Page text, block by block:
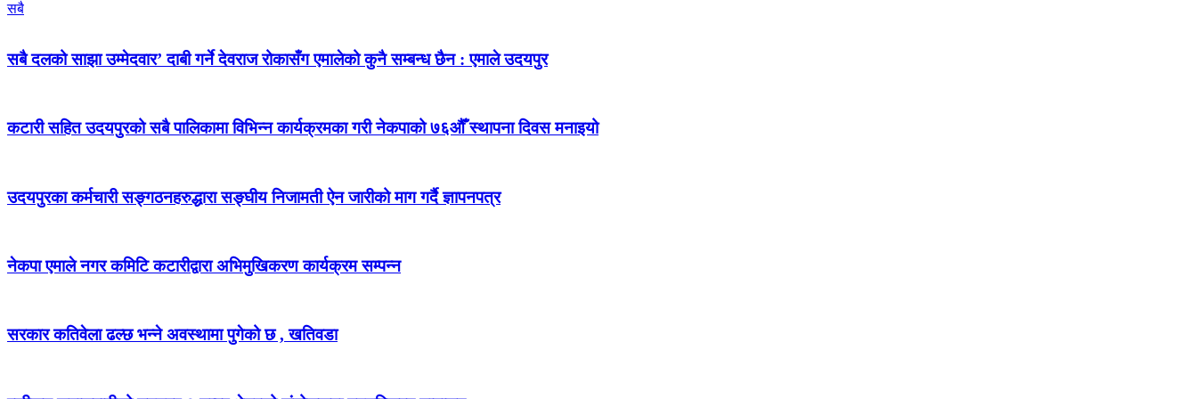
सबै
सबै दलको साझा उम्मेदवार’ दाबी गर्ने देवराज रोकासँग एमालेको कुनै सम्बन्ध छैन : एमाले उदयपुर
कटारी सहित उदयपुरको सबै पालिकामा विभिन्न कार्यक्रमका गरी नेकपाको ७६औँ स्थापना दिवस मनाइयो
उदयपुरका कर्मचारी सङ्गठनहरुद्धारा सङ्घीय निजामती ऐन जारीको माग गर्दै ज्ञापनपत्र
नेकपा एमाले नगर कमिटि कटारीद्वारा अभिमुखिकरण कार्यक्रम सम्पन्न
सरकार कतिवेला ढल्छ भन्ने अवस्थामा पुगेको छ , खतिवडा